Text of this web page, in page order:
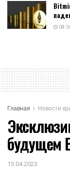
Главная Новости
будущем
13.04.2023